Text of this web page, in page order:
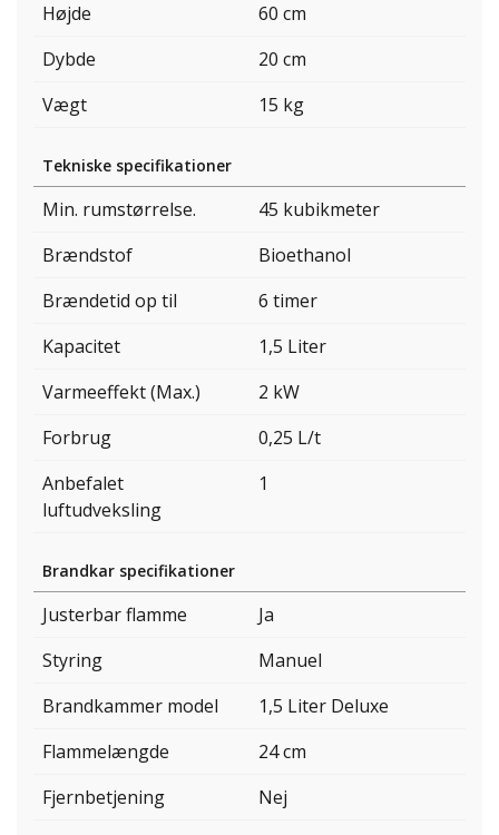
Højde
60 cm
Dybde
20 cm
Vægt
15 kg
Tekniske specifikationer
Min. rumstørrelse.
45 kubikmeter
Brændstof
Bioethanol
Brændetid op til
6 timer
Kapacitet
1,5 Liter
Varmeeffekt (Max.)
2 kW
Forbrug
0,25 L/t
Anbefalet
luftudveksling
1
Brandkar specifikationer
Justerbar flamme
Ja
Styring
Manuel
Brandkammer model
1,5 Liter Deluxe
Flammelængde
24 cm
Fjernbetjening
Nej